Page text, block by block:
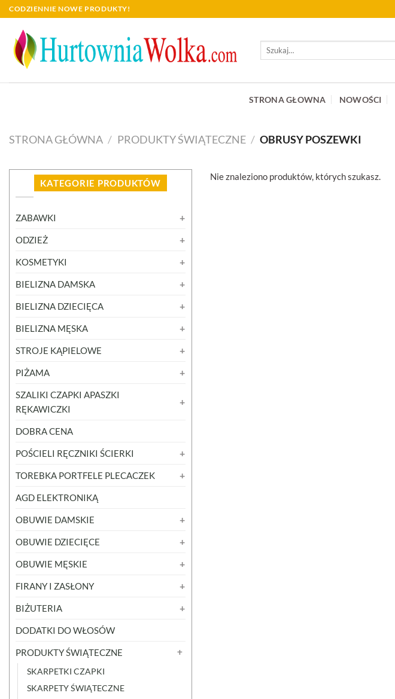
Skip
to
content
CODZIENNIE NOWE PRODUKTY!
Szukaj:
STRONA GŁOWNA NOWOŚCI
STRONA GŁÓWNA / PRODUKTY ŚWIĄTECZNE / OBRUSY POSZEWKI
KATEGORIE PRODUKTÓW
ZABAWKI
ODZIEŻ
KOSMETYKI
BIELIZNA DAMSKA
BIELIZNA DZIECIĘCA
BIELIZNA MĘSKA
STROJE KĄPIELOWE
PIŻAMA
SZALIKI CZAPKI APASZKI
RĘKAWICZKI
DOBRA CENA
POŚCIELI RĘCZNIKI ŚCIERKI
TOREBKA PORTFELE PLECACZEK
AGD ELEKTRONIKĄ
OBUWIE DAMSKIE
OBUWIE DZIECIĘCE
OBUWIE MĘSKIE
FIRANY I ZASŁONY
BIŻUTERIA
DODATKI DO WŁOSÓW
PRODUKTY ŚWIĄTECZNE
SKARPETKI CZAPKI
SKARPETY ŚWIĄTECZNE
Nie znaleziono produktów, których szukasz.